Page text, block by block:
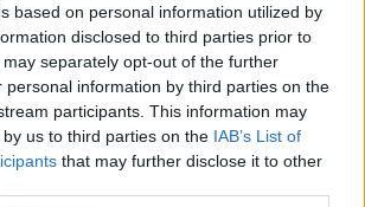
based on personal information utilized by
disclosed to third parties prior to
separately opt-out of the further
personal information by third parties on the
participants. This information may
us to third parties on the IAB’s List of
that may further disclose it to other
este o publicație multimedia, dedicată
știrile corecte, obiective și
domeniile de activitate